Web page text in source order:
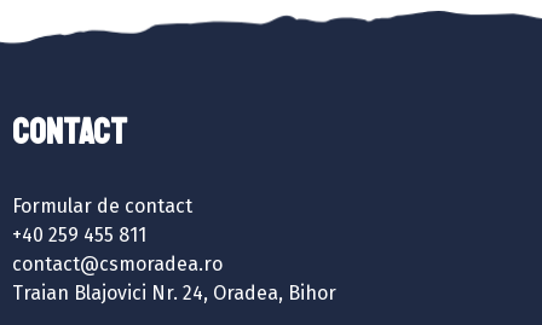
Contact
Formular de contact
+40 259 455 811
contact@csmoradea.ro
Traian Blajovici Nr. 24, Oradea, Bihor